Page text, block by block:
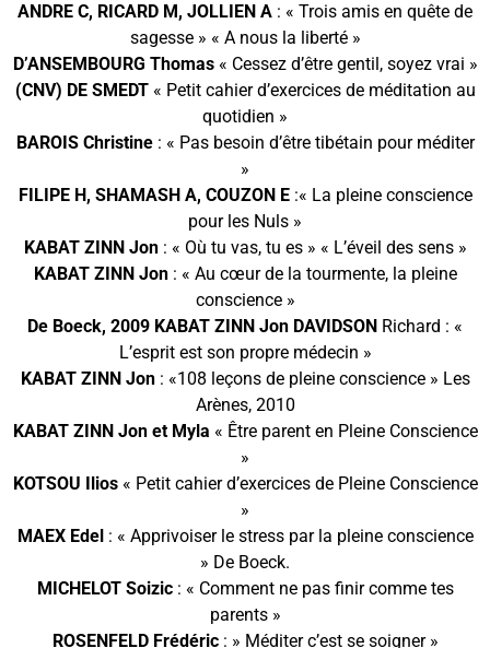
ANDRE C, RICARD M, JOLLIEN A : « Trois amis en quête de
sagesse » « A nous la liberté »
D’ANSEMBOURG Thomas« Cessez d’être gentil, soyez vrai »
(CNV) DE SMEDT« Petit cahier d’exercices de méditation au
quotidien »
BAROIS Christine: « Pas besoin d’être tibétain pour méditer
»
FILIPE H, SHAMASH A, COUZON E:« La pleine conscience
pour les Nuls »
KABAT ZINN Jon: « Où tu vas, tu es » « L’éveil des sens »
KABAT ZINN Jon: « Au cœur de la tourmente, la pleine
conscience »
De Boeck, 2009 KABAT ZINN Jon DAVIDSON Richard : «
L’esprit est son propre médecin »
KABAT ZINN Jon: «108 leçons de pleine conscience » Les
Arènes, 2010
KABAT ZINN Jon et Myla « Être parent en Pleine Conscience
»
KOTSOU Ilios« Petit cahier d’exercices de Pleine Conscience
»
MAEX Edel : « Apprivoiser le stress par la pleine conscience
» De Boeck.
MICHELOT Soizic: « Comment ne pas finir comme tes
parents »
ROSENFELD Frédéric: » Méditer c’est se soigner »